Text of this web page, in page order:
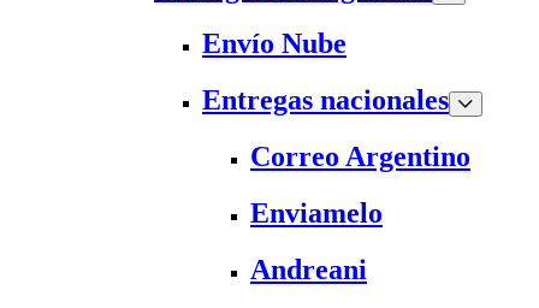
Envío Nube
Entregas nacionales
Correo Argentino
Enviamelo
Andreani